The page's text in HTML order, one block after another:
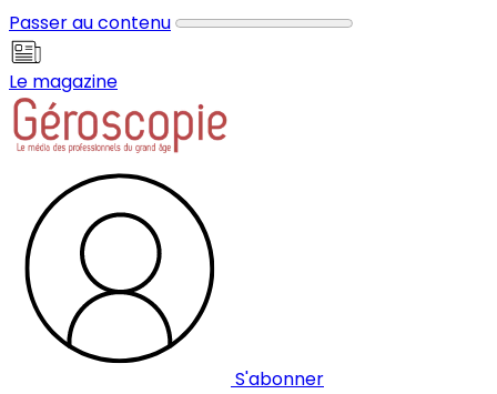
Passer au contenu
Le magazine
S'abonner
Panneau de gestion des cookies